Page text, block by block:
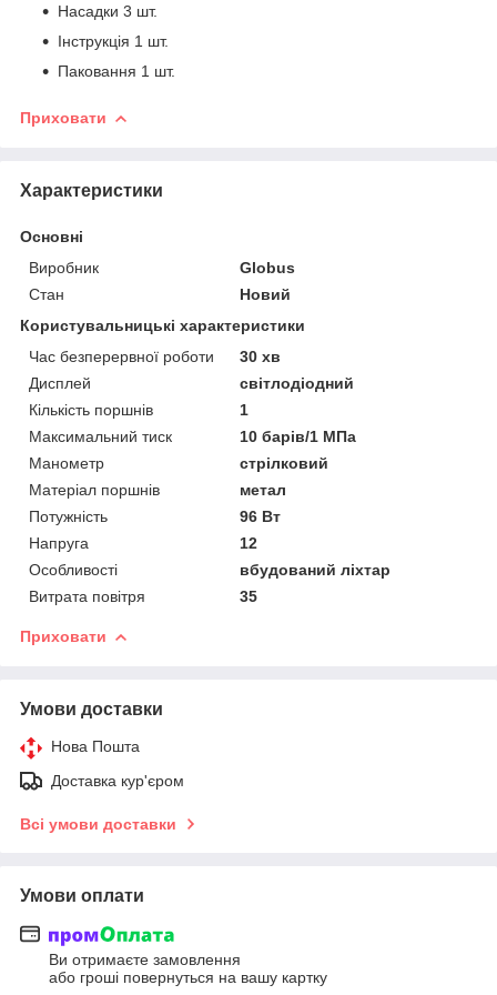
Насадки 3 шт.
Інструкція 1 шт.
Паковання 1 шт.
Приховати
Характеристики
Основні
Виробник
Globus
Стан
Новий
Користувальницькі характеристики
Час безперервної роботи
30 хв
Дисплей
світлодіодний
Кількість поршнів
1
Максимальний тиск
10 барів/1 МПа
Манометр
стрілковий
Матеріал поршнів
метал
Потужність
96 Вт
Напруга
12
Особливості
вбудований ліхтар
Витрата повітря
35
Приховати
Умови доставки
Нова Пошта
Доставка кур'єром
Всі умови доставки
Умови оплати
Ви отримаєте замовлення
або гроші повернуться на вашу картку